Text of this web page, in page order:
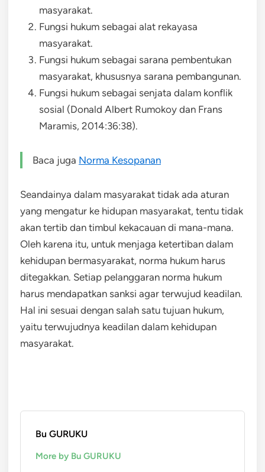
masyarakat.
Fungsi hukum sebagai alat rekayasa
masyarakat.
Fungsi hukum sebagai sarana pembentukan
masyarakat, khususnya sarana pembangunan.
Fungsi hukum sebagai senjata dalam konflik
sosial (Donald Albert Rumokoy dan Frans
Maramis, 2014:36:38).
Baca juga Norma Kesopanan
Seandainya dalam masyarakat tidak ada aturan
yang mengatur ke hidupan masyarakat, tentu tidak
akan tertib dan timbul kekacauan di mana-mana.
Oleh karena itu, untuk menjaga ketertiban dalam
kehidupan bermasyarakat, norma hukum harus
ditegakkan. Setiap pelanggaran norma hukum
harus mendapatkan sanksi agar terwujud keadilan.
Hal ini sesuai dengan salah satu tujuan hukum,
yaitu terwujudnya keadilan dalam kehidupan
masyarakat.
Bu GURUKU
More by Bu GURUKU